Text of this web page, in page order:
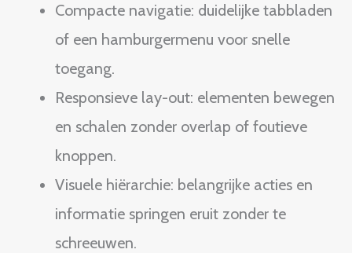
Compacte navigatie: duidelijke tabbladen
of een hamburgermenu voor snelle
toegang.
Responsieve lay-out: elementen bewegen
en schalen zonder overlap of foutieve
knoppen.
Visuele hiërarchie: belangrijke acties en
informatie springen eruit zonder te
schreeuwen.